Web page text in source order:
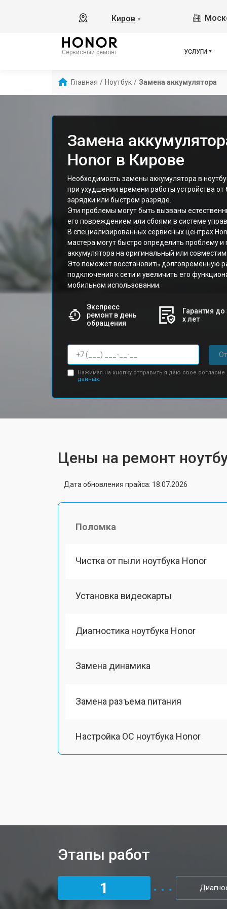
Киров ▼
Сервисный ремонт УСЛУГИ
Главная / Ноутбук / Замена аккумулятора
Замена
Honor в Кирове
Необходимость замены аккумулятора в
при ухудшении времени работы устройства
зарядки или быстром разряде.
Эти проблемы могут быть вызваны
его повреждением или сбоями в системе
В специализированных сервисных центрах
мастера могут быстро определить проблему и
аккумулятора на оригинальный или
Это поможет восстановить долговременную
подключения к сети и увеличить его
мобильном использовании.
Экспресс
ремонт в день
обращения
Гарантия до
х лет
Нажимая на кнопку отправить я даю свое согласие
данных.
Цены на ремонт
Дата обновления прайса: 18.07.2026
Поломка
Чистка от пыли ноутбука Honor
Установка видеокарты
Диагностика ноутбука Honor
Замена динамика
Замена разъема питания
Настройка ОС ноутбука Honor
Установка драйверов Windows
Этапы работ
1